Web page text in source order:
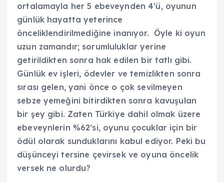
ortalamayla her 5 ebeveynden 4’ü, oyunun
günlük hayatta yeterince
önceliklendirilmediğine inanıyor. Öyle ki oyun
uzun zamandır; sorumluluklar yerine
getirildikten sonra hak edilen bir tatlı gibi.
Günlük ev işleri, ödevler ve temizlikten sonra
sırası gelen, yani önce o çok sevilmeyen
sebze yemeğini bitirdikten sonra kavuşulan
bir şey gibi. Zaten Türkiye dahil olmak üzere
ebeveynlerin %62’si, oyunu çocuklar için bir
ödül olarak sunduklarını kabul ediyor. Peki bu
düşünceyi tersine çevirsek ve oyuna öncelik
versek ne olurdu?